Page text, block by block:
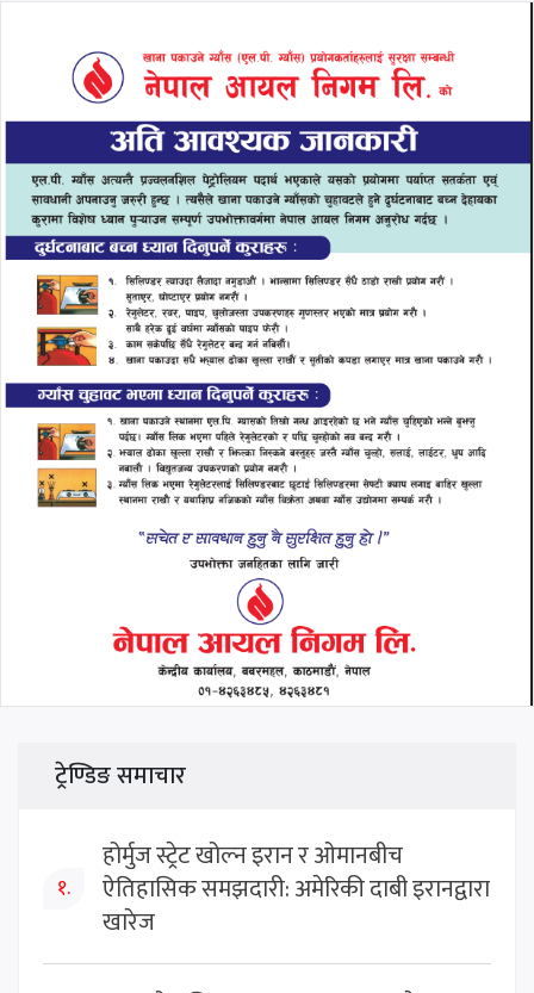
ट्रेण्डिङ समाचार
१.
होर्मुज स्ट्रेट खोल्न इरान र ओमानबीच
ऐतिहासिक समझदारी: अमेरिकी दाबी इरानद्वारा
खारेज